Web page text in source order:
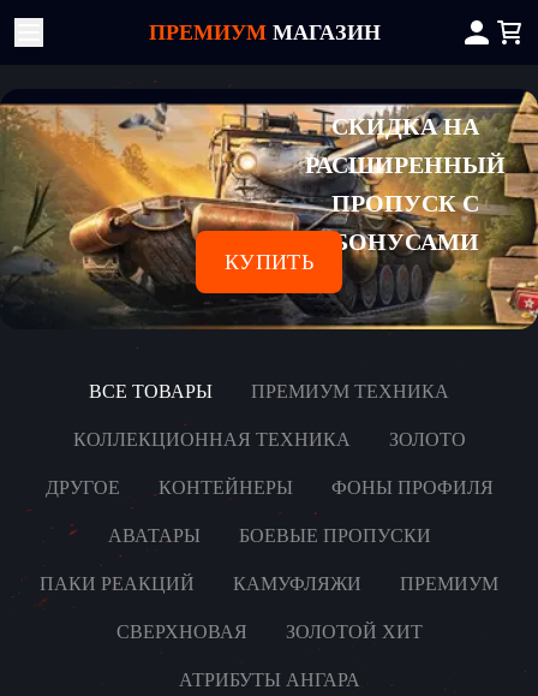
ПРЕМИУМ МАГАЗИН
СКИДКА НА
РАСШИРЕННЫЙ
ПРОПУСК С
БОНУСАМИ
КУПИТЬ
ВСЕ ТОВАРЫ ПРЕМИУМ ТЕХНИКА
КОЛЛЕКЦИОННАЯ ТЕХНИКА ЗОЛОТО
ДРУГОЕ КОНТЕЙНЕРЫ ФОНЫ ПРОФИЛЯ
АВАТАРЫ БОЕВЫЕ ПРОПУСКИ
ПАКИ РЕАКЦИЙ КАМУФЛЯЖИ ПРЕМИУМ
СВЕРХНОВАЯ ЗОЛОТОЙ ХИТ
АТРИБУТЫ АНГАРА